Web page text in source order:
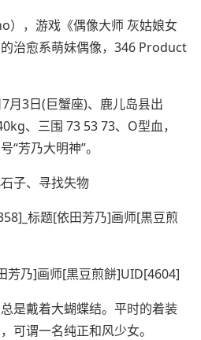
），游戏《偶像大师 灰姑娘女
治愈系萌妹偶像，346 Product
月3日(巨蟹座)、鹿儿岛县出
、三围 73 53 73、O型血，
“芳乃大明神”。
子、寻找失物
芳乃]画师[黒豆煎餅]UID[4604]
是戴着大蝴蝶结。平时的着装
可谓一名纯正和风少女。